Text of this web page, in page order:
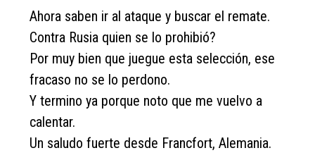
Ahora saben ir al ataque y buscar el remate.
Contra Rusia quien se lo prohibió?
Por muy bien que juegue esta selección, ese
fracaso no se lo perdono.
Y termino ya porque noto que me vuelvo a
calentar.
Un saludo fuerte desde Francfort, Alemania.